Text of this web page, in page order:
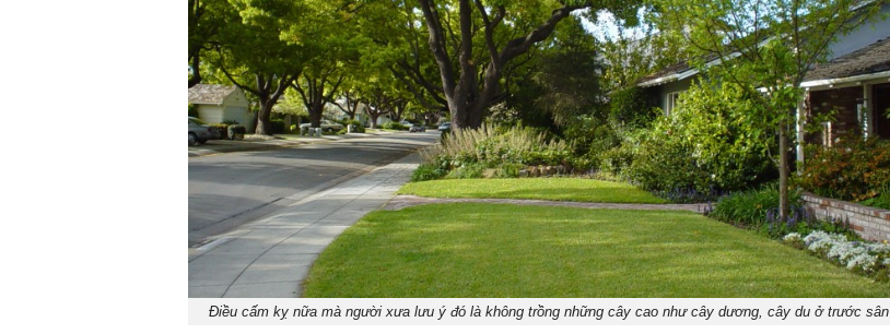
Điều cấm kỵ nữa mà người xưa lưu ý đó là không trồng những cây cao như cây dương, cây du ở trước sân